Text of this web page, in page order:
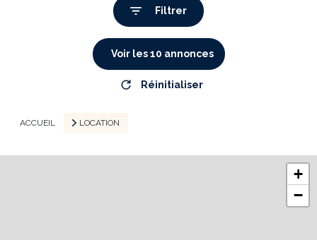
Filtrer
Voir les10 annonces
Réinitialiser
ACCUEIL LOCATION
+
−